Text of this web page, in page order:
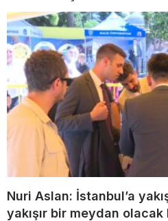
Nuri Aslan: İstanbul’a
yakışır bir meydan olacak